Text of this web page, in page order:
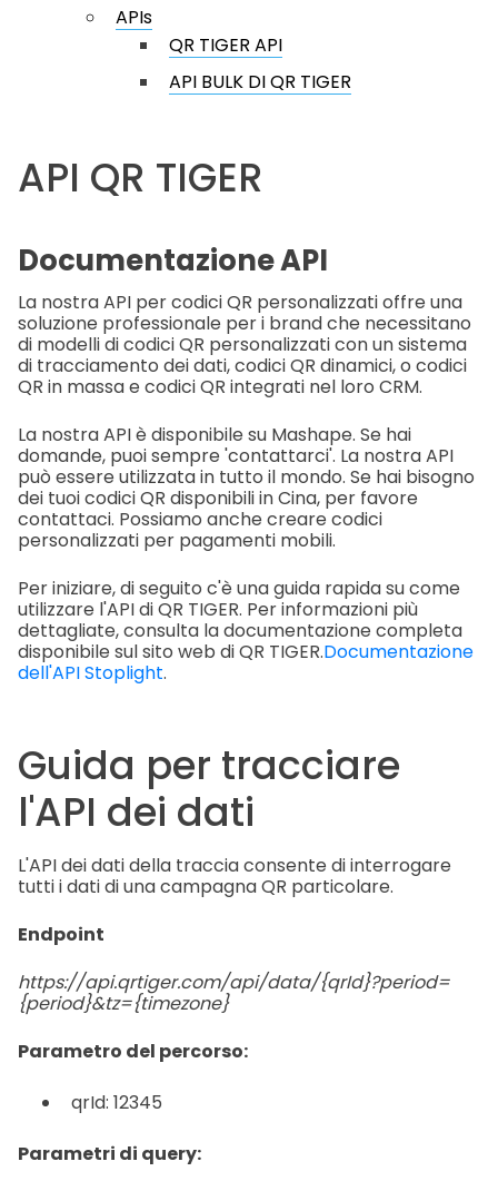
APIs
QR TIGER API
API BULK DI QR TIGER
API QR TIGER
Documentazione API
La nostra API per codici QR personalizzati offre una
soluzione professionale per i brand che necessitano
di modelli di codici QR personalizzati con un sistema
di tracciamento dei dati, codici QR dinamici, o codici
QR in massa e codici QR integrati nel loro CRM.
La nostra API è disponibile su Mashape. Se hai
domande, puoi sempre 'contattarci'. La nostra API
può essere utilizzata in tutto il mondo. Se hai bisogno
dei tuoi codici QR disponibili in Cina, per favore
contattaci. Possiamo anche creare codici
personalizzati per pagamenti mobili.
Per iniziare, di seguito c'è una guida rapida su come
utilizzare l'API di QR TIGER. Per informazioni più
dettagliate, consulta la documentazione completa
disponibile sul sito web di QR TIGER.Documentazione
dell'API Stoplight.
Guida per tracciare
l'API dei dati
L'API dei dati della traccia consente di interrogare
tutti i dati di una campagna QR particolare.
Endpoint
https://api.qrtiger.com/api/data/{qrId}?period=
{period}&tz={timezone}
Parametro del percorso:
qrId: 12345
Parametri di query: